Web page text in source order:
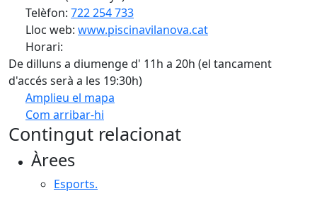
Telèfon: 722 254 733
Lloc web: www.piscinavilanova.cat
Horari:
De dilluns a diumenge d' 11h a 20h (el tancament
d'accés serà a les 19:30h)
Amplieu el mapa
Com arribar-hi
+
−
Contingut relacionat
Àrees
Esports.